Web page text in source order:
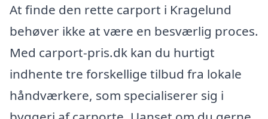
At finde den rette carport i Kragelund
behøver ikke at være en besværlig proces.
Med carport-pris.dk kan du hurtigt
indhente tre forskellige tilbud fra lokale
håndværkere, som specialiserer sig i